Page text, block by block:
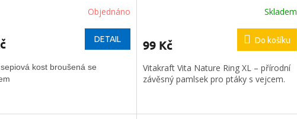
Objednáno
DETAIL
kost broušená se
Skladem
99 Kč Do košíku
Vitakraft Vita Nature Ring XL – přírodní
závěsný pamlsek pro ptáky s vejcem.